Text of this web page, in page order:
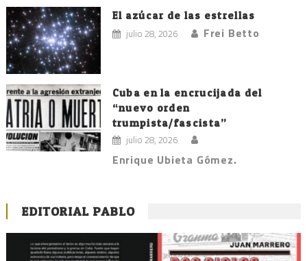
El azúcar de las estrellas
julio 28, 2026 Frei Betto
Cuba en la encrucijada del
“nuevo orden
trumpista/fascista”
julio 28, 2026
Enrique Ubieta Gómez.
EDITORIAL PABLO